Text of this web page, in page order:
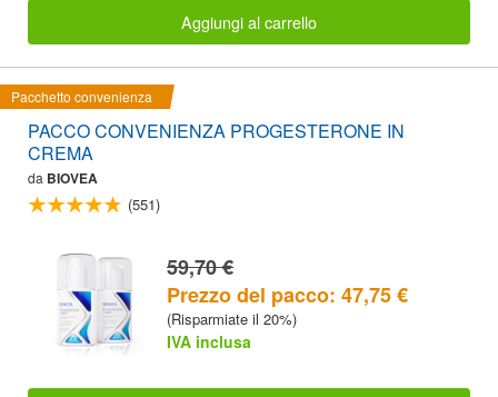
Aggiungi al carrello
Pacchetto convenienza
PACCO CONVENIENZA PROGESTERONE IN
CREMA
da BIOVEA
(551)
59,70 €
Prezzo del pacco: 47,75 €
(Risparmiate il 20%)
IVA inclusa